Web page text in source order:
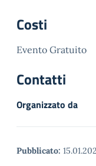
Costi
Evento Gratuito
Contatti
Organizzato da
Pubblicato: